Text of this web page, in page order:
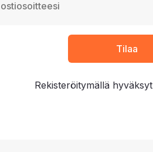
Rekisteröitymällä hyväksyt